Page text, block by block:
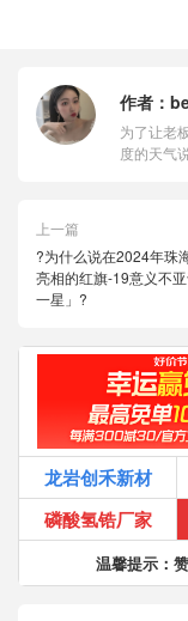
作者：
为了让老
度的天气
上一篇
?为什么说在2024年珠
亮相的红旗-19意义不
一星」?
龙岩创禾新材
磷酸氢锆厂家
温馨提示：